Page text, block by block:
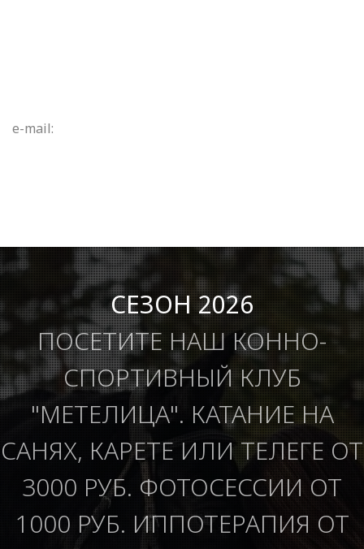
e-mail:
СЕЗОН 2026
ПОСЕТИТЕ НАШ КОННО-
СПОРТИВНЫЙ КЛУБ
"МЕТЕЛИЦА". КАТАНИЕ НА
САНЯХ, КАРЕТЕ ИЛИ ТЕЛЕГЕ ОТ
3000 РУБ. ФОТОСЕССИИ ОТ
1000 РУБ. ИППОТЕРАПИЯ ОТ